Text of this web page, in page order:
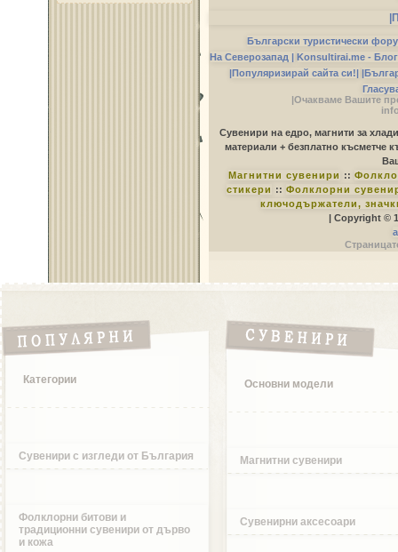
Български туристически
На Северозапад | Konsultirai.me -
|Популяризирай сайта си!|
|Очакваме Вашите
Сувенири на едро, магнити за
материали + безплатно късметче
Магнитни сувенири ::
стикери :: Фолклорни
ключодържатели,
| Copyright ©
Категории
Сувенири с изгледи от България
Фолклорни битови и
традиционни сувенири от дърво
и кожа
Основни модели
Магнитни сувенири
Сувенирни аксесоари